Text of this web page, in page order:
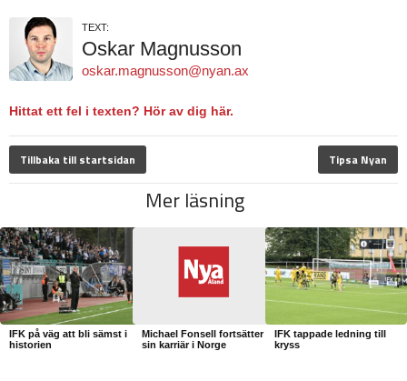
TEXT:
Oskar Magnusson
oskar.magnusson@nyan.ax
Hittat ett fel i texten? Hör av dig här.
Tillbaka till startsidan Tipsa Nyan
Mer läsning
IFK på väg att bli sämst i
historien
Michael Fonsell fortsätter
sin karriär i Norge
IFK tappade ledning till
kryss